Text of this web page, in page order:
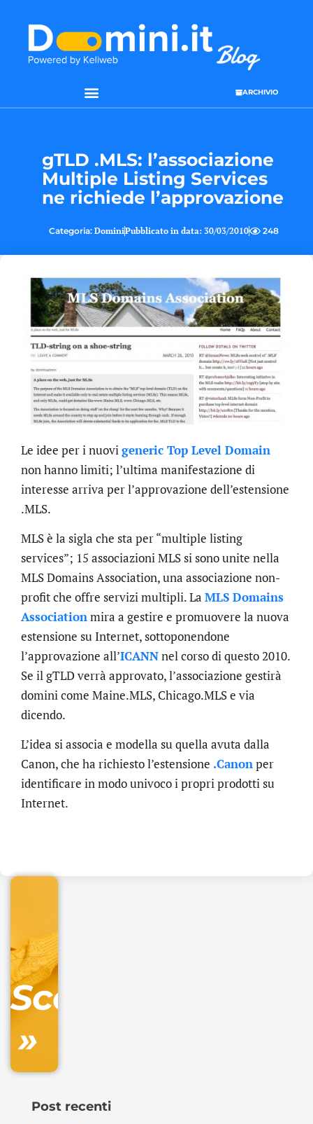
ARCHIVIO
gTLD .MLS: l’associazione
Multiple Listing Services
ne richiede l’approvazione
Categoria: DominiPubblicato in data: 30/03/2010 248
Le idee per i nuovi generic Top Level Domain
non hanno limiti; l’ultima manifestazione di
interesse arriva per l’approvazione dell’estensione
.MLS.
MLS è la sigla che sta per “multiple listing
services”; 15 associazioni MLS si sono unite nella
MLS Domains Association, una associazione non-
profit che offre servizi multipli. La MLS Domains
Associationmira a gestire e promuovere la nuova
estensione su Internet, sottoponendone
l’approvazione all’ICANNnel corso di questo 2010.
Se il gTLD verrà approvato, l’associazione gestirà
domini come Maine.MLS, Chicago.MLS e via
dicendo.
L’idea si associa e modella su quella avuta dalla
Canon, che ha richiesto l’estensione .Canonper
identificare in modo univoco i propri prodotti su
Internet.
Scopri
»
Post recenti